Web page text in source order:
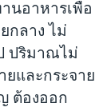
นอาหารเพื่อ
กลาง ไม่
ปริมาณไม่
และกระจาย
ต้องออก